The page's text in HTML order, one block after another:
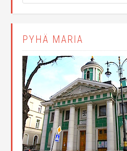
PYHÄ MARIA